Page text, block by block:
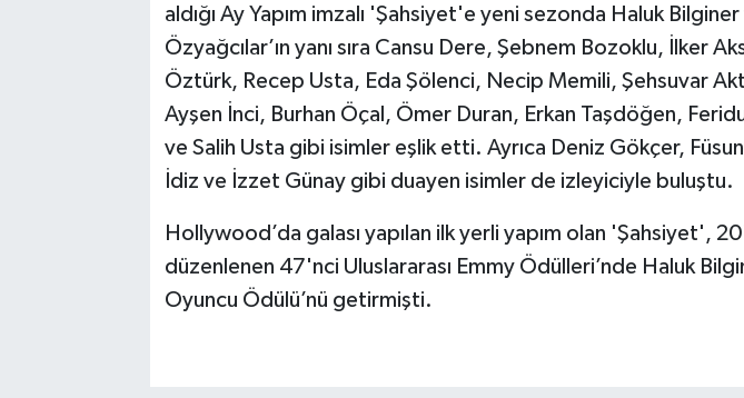
aldığı Ay Yapım imzalı 'Şahsiyet'e yeni sezonda Haluk Bilginer
Özyağcılar’ın yanı sıra Cansu Dere, Şebnem Bozoklu, İlker
Öztürk, Recep Usta, Eda Şölenci, Necip Memili, Şehsuvar
Ayşen İnci, Burhan Öçal, Ömer Duran, Erkan Taşdöğen,
ve Salih Usta gibi isimler eşlik etti. Ayrıca Deniz Gökçer,
İdiz ve İzzet Günay gibi duayen isimler de izleyiciyle buluştu.
Hollywood’da galası yapılan ilk yerli yapım olan 'Şahsiyet',
düzenlenen 47'nci Uluslararası Emmy Ödülleri’nde Haluk
Oyuncu Ödülü’nü getirmişti.